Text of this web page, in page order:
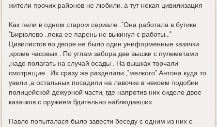
жители прочих районов не любили. а тут некая цивилизация
Как пели в одном старом сериале :"Она работала в бутике
"Бирюлево ..пока ее парень не выкинул с работы..."
Цивилистов во дворе не было один униформенные казачки
,кроме часовых . По углам забора две вышки с пулеметами
,надо полагать на случай осады . На вышках торчали
смотрящие . Их сразу же разделили ,"мелкого" Антона куда то
увели ,а остальных посадили на лавочке в некоем подобии
полицейской дежурной части, где напротив них сидело двое
казачков с оружием бдительно наблюдавших .
Павло попыталася было завести беседу с одним из них с